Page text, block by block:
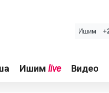
Ишим live Видео